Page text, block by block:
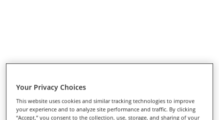
Your Privacy Choices
This website uses cookies and similar tracking technologies to improve
your experience and to analyze site performance and traffic. By clicking
“Accept,” you consent to the collection, use, storage, and sharing of your